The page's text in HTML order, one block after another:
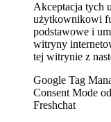
Akceptacja tych
użytkownikowi
podstawowe i
witryny
tej witrynie z
Google Tag
Consent Mode
Freshchat